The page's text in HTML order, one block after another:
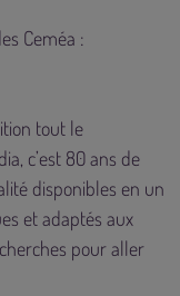
Ceméa :
tout le
c’est 80 ans de
disponibles en un
et adaptés aux
pour aller